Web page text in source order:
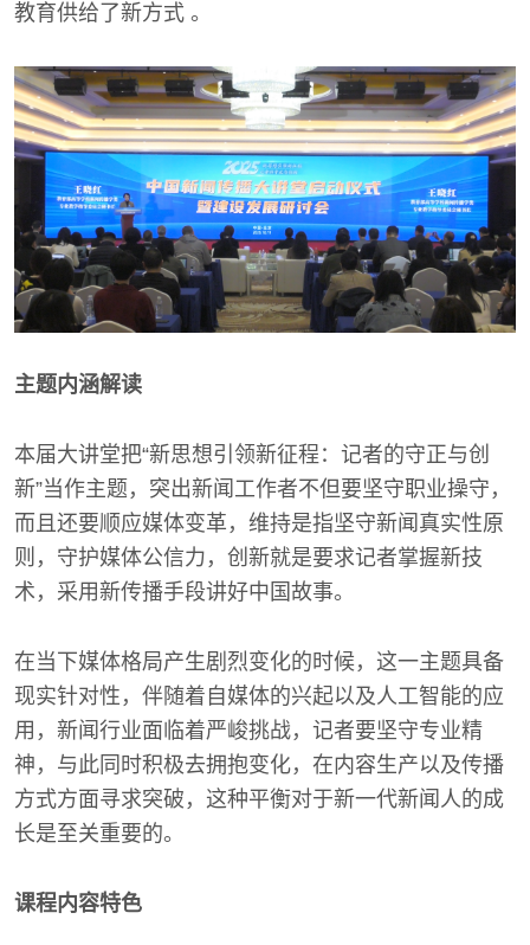
教育供给了新方式 。
主题内涵解读
本届大讲堂把“新思想引领新征程：记者的守正与创
新”当作主题，突出新闻工作者不但要坚守职业操守，
而且还要顺应媒体变革，维持是指坚守新闻真实性原
则，守护媒体公信力，创新就是要求记者掌握新技
术，采用新传播手段讲好中国故事。
在当下媒体格局产生剧烈变化的时候，这一主题具备
现实针对性，伴随着自媒体的兴起以及人工智能的应
用，新闻行业面临着严峻挑战，记者要坚守专业精
神，与此同时积极去拥抱变化，在内容生产以及传播
方式方面寻求突破，这种平衡对于新一代新闻人的成
长是至关重要的。
课程内容特色